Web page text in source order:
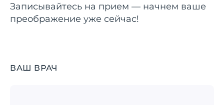
Записывайтесь на прием — начнем ваше
преображение уже сейчас!
ВАШ ВРАЧ